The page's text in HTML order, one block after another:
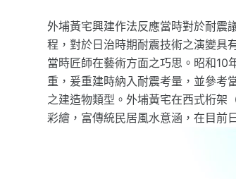
外埔黃宅興建作法反應當時對於耐震
程，對於日治時期耐震技術之演變具
當時匠師在藝術方面之巧思。昭和
重，爰重建時納入耐震考量，並參考
之建造物類型。外埔黃宅在西式桁
彩繪，富傳統民居風水意涵，在目前